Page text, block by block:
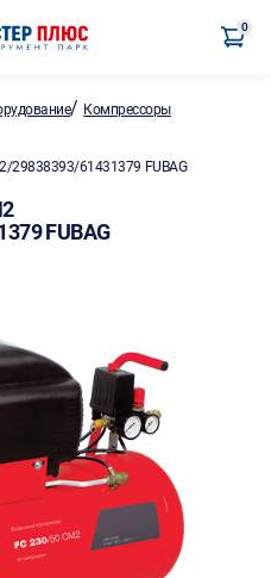
0
/ Компрессоры
29838393/61431379 FUBAG
FUBAG